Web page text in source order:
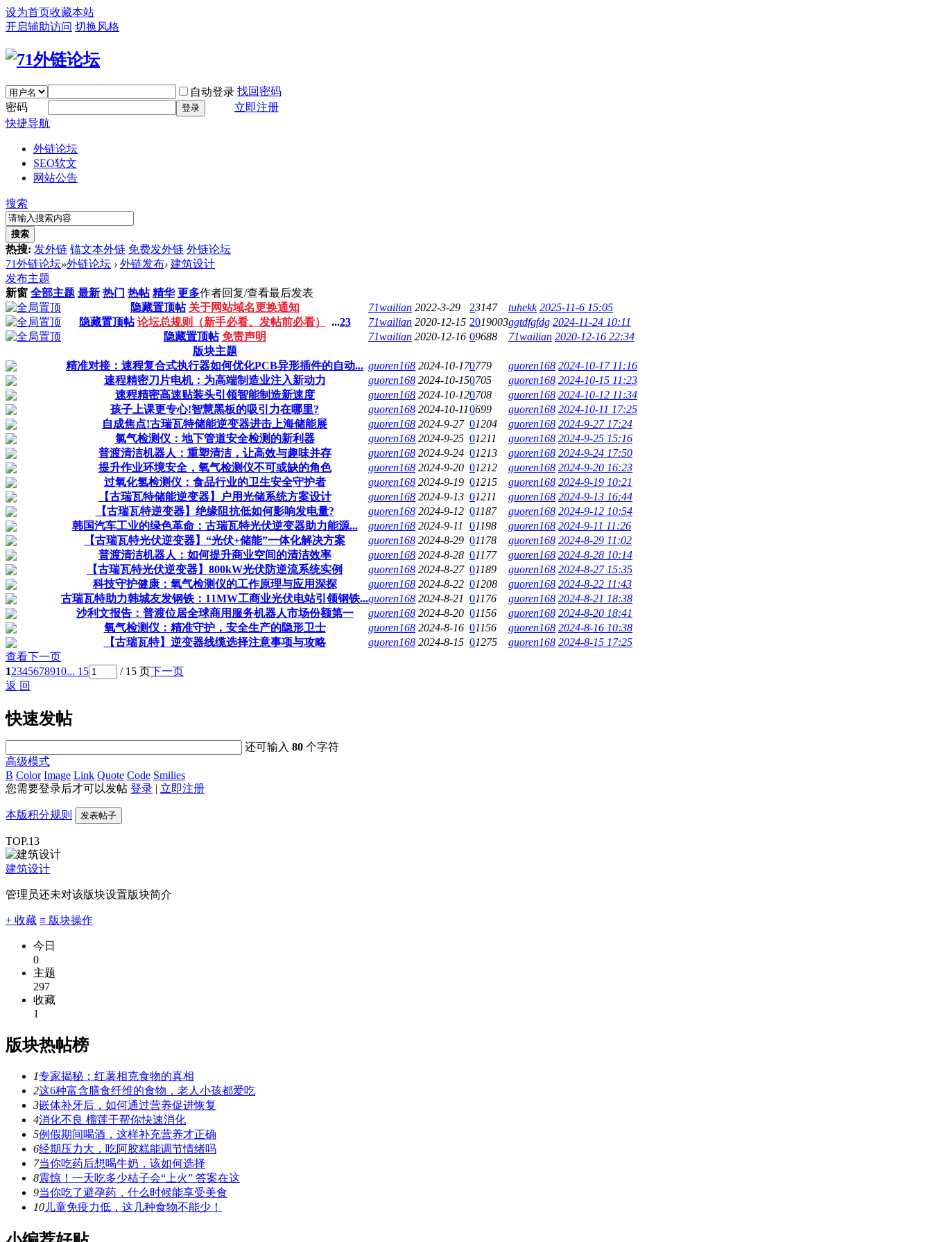
设为首页收藏本站
开启辅助访问 切换风格
自动登录 找回密码
密码
登录
立即注册
快捷导航
外链论坛
SEO软文
网站公告
搜索
搜索
热搜: 发外链 锚文本外链 免费发外链 外链论坛
71外链论坛»外链论坛 › 外链发布› 建筑设计
发布主题
新窗 全部主题 最新 热门 热帖 精华 更多作者回复/查看最后发表
隐藏置顶帖 关于网站域名更换通知 71wailian 2022-3-29 23147 tuhekk 2025-11-6 15:05
隐藏置顶帖 论坛总规则（新手必看、发帖前必看） ...23 71wailian 2020-12-15 2019003ggtdfgfdg 2024-11-24 10:11
隐藏置顶帖 免责声明 71wailian 2020-12-16 09688 71wailian 2020-12-16 22:34
版块主题
精准对接：速程复合式执行器如何优化PCB异形插件的自动... guoren168 2024-10-170779 guoren168 2024-10-17 11:16
速程精密刀片电机：为高端制造业注入新动力
guoren168 2024-10-150705 guoren168 2024-10-15 11:23
速程精密高速贴装头引领智能制造新速度
guoren168 2024-10-120708 guoren168 2024-10-12 11:34
孩子上课更专心!智慧黑板的吸引力在哪里?
guoren168 2024-10-110699 guoren168 2024-10-11 17:25
自成焦点!古瑞瓦特储能逆变器进击上海储能展
guoren168 2024-9-27 01204 guoren168 2024-9-27 17:24
氯气检测仪：地下管道安全检测的新利器
guoren168 2024-9-25 01211 guoren168 2024-9-25 15:16
普渡清洁机器人：重塑清洁，让高效与趣味并存
guoren168 2024-9-24 01213 guoren168 2024-9-24 17:50
提升作业环境安全，氧气检测仪不可或缺的角色
guoren168 2024-9-20 01212 guoren168 2024-9-20 16:23
过氧化氢检测仪：食品行业的卫生安全守护者
guoren168 2024-9-19 01215 guoren168 2024-9-19 10:21
【古瑞瓦特储能逆变器】户用光储系统方案设计
guoren168 2024-9-13 01211 guoren168 2024-9-13 16:44
【古瑞瓦特逆变器】绝缘阻抗低如何影响发电量?
guoren168 2024-9-12 01187 guoren168 2024-9-12 10:54
韩国汽车工业的绿色革命：古瑞瓦特光伏逆变器助力能源...
guoren168 2024-9-11 01198 guoren168 2024-9-11 11:26
【古瑞瓦特光伏逆变器】“光伏+储能”一体化解决方案
guoren168 2024-8-29 01178 guoren168 2024-8-29 11:02
普渡清洁机器人：如何提升商业空间的清洁效率
guoren168 2024-8-28 01177 guoren168 2024-8-28 10:14
【古瑞瓦特光伏逆变器】800kW光伏防逆流系统实例
guoren168 2024-8-27 01189 guoren168 2024-8-27 15:35
科技守护健康：氧气检测仪的工作原理与应用深探
guoren168 2024-8-22 01208 guoren168 2024-8-22 11:43
古瑞瓦特助力韩城友发钢铁：11MW工商业光伏电站引领钢铁...guoren168 2024-8-21 01176 guoren168 2024-8-21 18:38
沙利文报告：普渡位居全球商用服务机器人市场份额第一
guoren168 2024-8-20 01156 guoren168 2024-8-20 18:41
氧气检测仪：精准守护，安全生产的隐形卫士
guoren168 2024-8-16 01156 guoren168 2024-8-16 10:38
【古瑞瓦特】逆变器线缆选择注意事项与攻略
guoren168 2024-8-15 01275 guoren168 2024-8-15 17:25
查看下一页
12345678910... 15 / 15 页下一页
返 回
快速发帖
还可输入80 个字符
高级模式
B Color Image Link Quote Code Smilies
您需要登录后才可以发帖 登录 | 立即注册
本版积分规则 发表帖子
TOP.13
建筑设计
管理员还未对该版块设置版块简介
+ 收藏 ≡ 版块操作
今日
0
主题
297
收藏
1
版块热帖榜
1专家揭秘：红薯相克食物的真相
2这6种富含膳食纤维的食物，老人小孩都爱吃
3嵌体补牙后，如何通过营养促进恢复
4消化不良 榴莲干帮你快速消化
5例假期间喝酒，这样补充营养才正确
6经期压力大，吃阿胶糕能调节情绪吗
7当你吃药后想喝牛奶，该如何选择
8震惊！一天吃多少桔子会“上火” 答案在这
9当你吃了避孕药，什么时候能享受美食
10儿童免疫力低，这几种食物不能少！